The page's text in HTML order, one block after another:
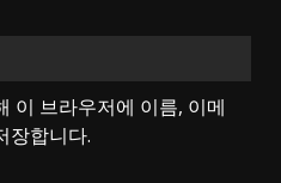
이 브라우저에 이름, 이메
장합니다.